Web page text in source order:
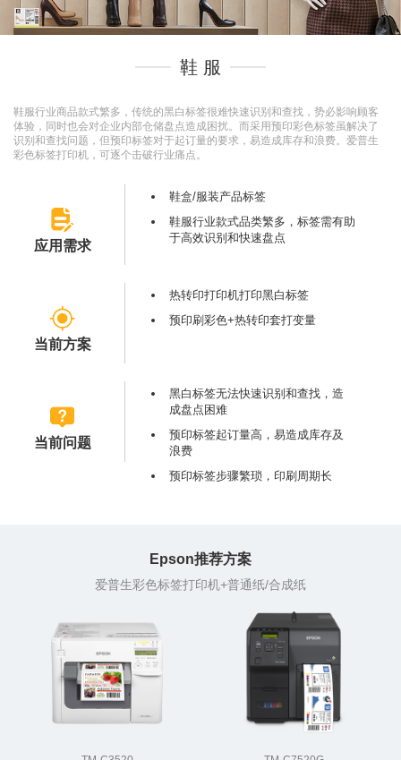
鞋 服
鞋服行业商品款式繁多，传统的黑白标签很难快速识别和查找，势必影响顾客
体验，同时也会对企业内部仓储盘点造成困扰。而采用预印彩色标签虽解决了
识别和查找问题，但预印标签对于起订量的要求，易造成库存和浪费。爱普生
彩色标签打印机，可逐个击破行业痛点。
应用需求
鞋盒/服装产品标签
鞋服行业款式品类繁多，标签需有助
于高效识别和快速盘点
当前方案
热转印打印机打印黑白标签
预印刷彩色+热转印套打变量
当前问题
黑白标签无法快速识别和查找，造
成盘点困难
预印标签起订量高，易造成库存及
浪费
预印标签步骤繁琐，印刷周期长
Epson推荐方案
爱普生彩色标签打印机+普通纸/合成纸